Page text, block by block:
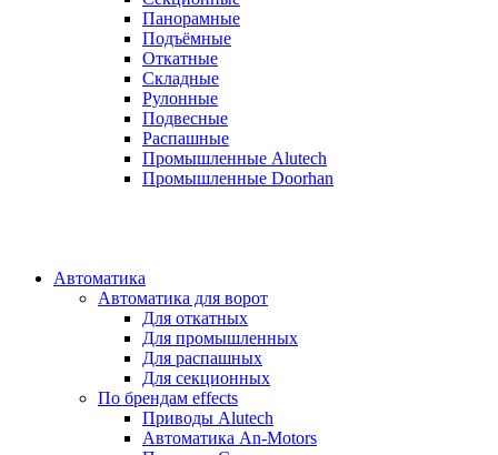
Панорамные
Подъёмные
Откатные
Складные
Рулонные
Подвесные
Распашные
Промышленные Alutech
Промышленные Doorhan
Автоматика
Автоматика для ворот
Для откатных
Для промышленных
Для распашных
Для секционных
По брендам effects
Приводы Alutech
Автоматика An-Motors